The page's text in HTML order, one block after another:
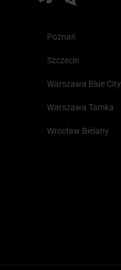
Poznań
Szczecin
Warszawa Blue City
Warszawa Tamka
Wrocław Bielany